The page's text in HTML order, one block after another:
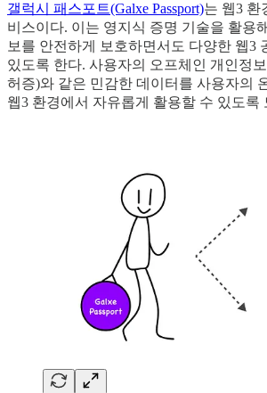
갤럭시 패스포트(Galxe Passport)는 웹3 환
비스이다. 이는 영지식 증명 기술을 활용
보를 안전하게 보호하면서도 다양한 웹3
있도록 한다. 사용자의 오프체인 개인정
허증)와 같은 민감한 데이터를 사용자의
웹3 환경에서 자유롭게 활용할 수 있도록